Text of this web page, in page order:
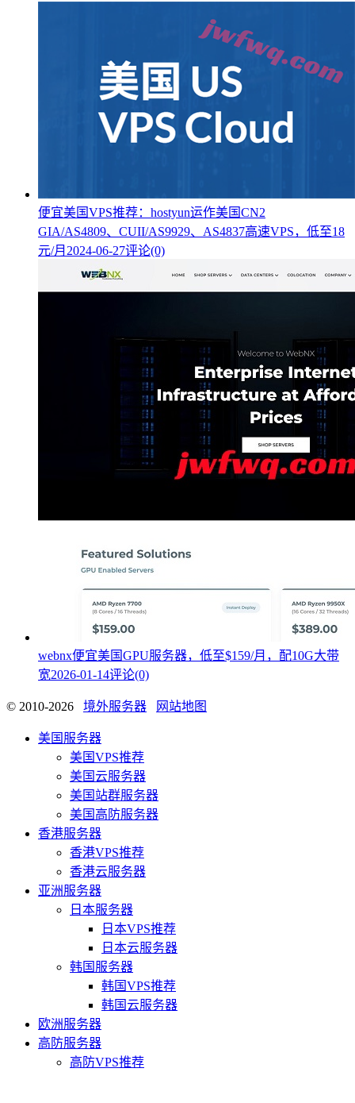
便宜美国VPS推荐：hostyun运作美国CN2
GIA/AS4809、CUII/AS9929、AS4837高速VPS，低至18
元/月 2024-06-27评论(0)
webnx便宜美国GPU服务器，低至$159/月，配10G大带
宽2026-01-14评论(0)
© 2010-2026 境外服务器 网站地图
美国服务器
美国VPS推荐
美国云服务器
美国站群服务器
美国高防服务器
香港服务器
香港VPS推荐
香港云服务器
亚洲服务器
日本服务器
日本VPS推荐
日本云服务器
韩国服务器
韩国VPS推荐
韩国云服务器
欧洲服务器
高防服务器
高防VPS推荐